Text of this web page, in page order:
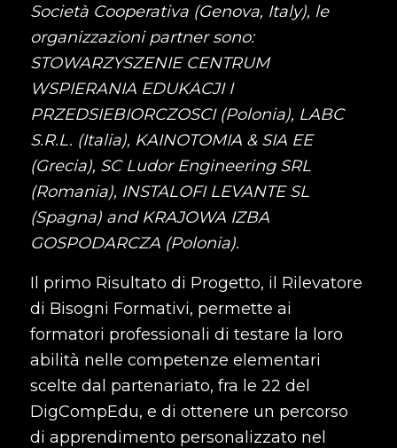
Società Cooperativa (Genova, Italy), le
organizzazioni partner sono:
STOWARZYSZENIE CENTRUM
WSPIERANIA EDUKACJI I
PRZEDSIEBIORCZOSCI (Polonia), LABC
S.R.L. (Italia), KAINOTOMIA & SIA EE
(Grecia), SC Ludor Engineering SRL
(Romania), INSTALOFI LEVANTE SL
(Spagna) and KRAJOWA IZBA
GOSPODARCZA (Polonia).
Il primo Risultato di Progetto, il Rilevatore
di Bisogni Formativi, permette ai
formatori professionali di testare la loro
abilità nelle competenze elementari
scelte dal partenariato, fra le 22 del
DigCompEdu, e di ottenere un percorso
di apprendimento personalizzato nel